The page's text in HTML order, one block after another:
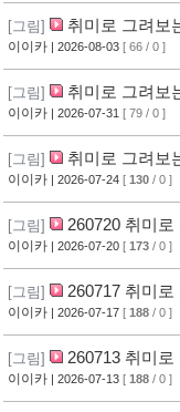
[그림] 취미로 그려보
이이카 | 2026-08-03 [ 66 / 0 ]
[그림] 취미로 그려보
이이카 | 2026-07-31 [ 79 / 0 ]
[그림] 취미로 그려보
이이카 | 2026-07-24 [ 130 / 0 ]
[그림] 260720 취미
이이카 | 2026-07-20 [ 173 / 0 ]
[그림] 260717 취미
이이카 | 2026-07-17 [ 188 / 0 ]
[그림] 260713 취미
이이카 | 2026-07-13 [ 188 / 0 ]